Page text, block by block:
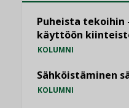
Puheista tekoihin
käyttöön
KOLUMNI
Sähköistäminen
KOLUMNI